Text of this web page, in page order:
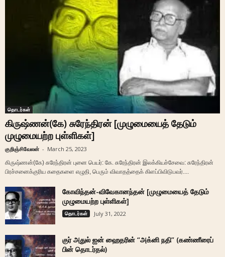
தொடர்கள்
கிருஷ்ணன்(கே) சுரேந்திரன் [முழுமையைத் தேடும்
முழுமையற்ற புள்ளிகள்]
குறிஞ்சிவேலன் - March 25, 2023
கிருஷ்ணன்(கே) சுரேந்திரன் புனை பெயர்: கே. சுரேந்திரன் இலக்கியச்சேவை: சுரேந்திரன்
பிரச்சனைக்குரிய கதைகளை எழுதி, பெரும் விவாதத்தைக் கிளப்பிவிடுபவர்....
கோவிந்தன்-விவேகானந்தன் [முழுமையைத் தேடும்
முழுமையற்ற புள்ளிகள்]
தொடர்கள் July 31, 2022
குர் அதுல் ஐன் ஹைதரின் “அக்னி நதி” (கண்ணீரைப்
பின் தொடர்தல்)